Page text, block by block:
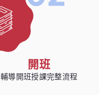
開班
輔導開班授課完整流程